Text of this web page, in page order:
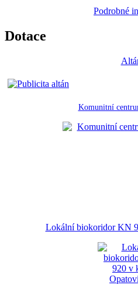
Podrobné
Dotace
Komunitní
Lokální biokoridor KN